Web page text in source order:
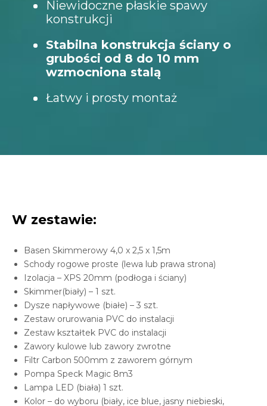
Niewidoczne płaskie spawy
konstrukcji
Stabilna konstrukcja ściany o
grubości od 8 do 10 mm
wzmocniona stalą
Łatwy i prosty montaż
W zestawie:
Basen Skimmerowy 4,0 x 2,5 x 1,5m
Schody rogowe proste (lewa lub prawa strona)
Izolacja – XPS 20mm (podłoga i ściany)
Skimmer(biały) – 1 szt.
Dysze napływowe (białe) – 3 szt.
Zestaw orurowania PVC do instalacji
Zestaw kształtek PVC do instalacji
Zawory kulowe lub zawory zwrotne
Filtr Carbon 500mm z zaworem górnym
Pompa Speck Magic 8m3
Lampa LED (biała) 1 szt.
Kolor – do wyboru (biały, ice blue, jasny niebieski,